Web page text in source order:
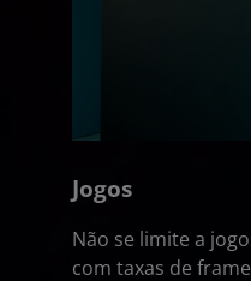
Jogos
Não se limite a
com taxas de